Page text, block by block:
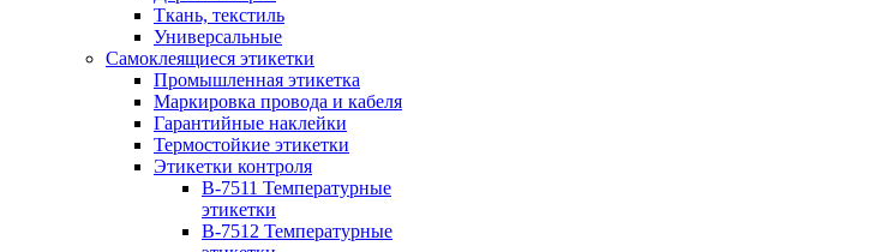
Ткань, текстиль
Универсальные
Самоклеящиеся этикетки
Промышленная этикетка
Маркировка провода и кабеля
Гарантийные наклейки
Термостойкие этикетки
Этикетки контроля
B-7511 Температурные
этикетки
B-7512 Температурные